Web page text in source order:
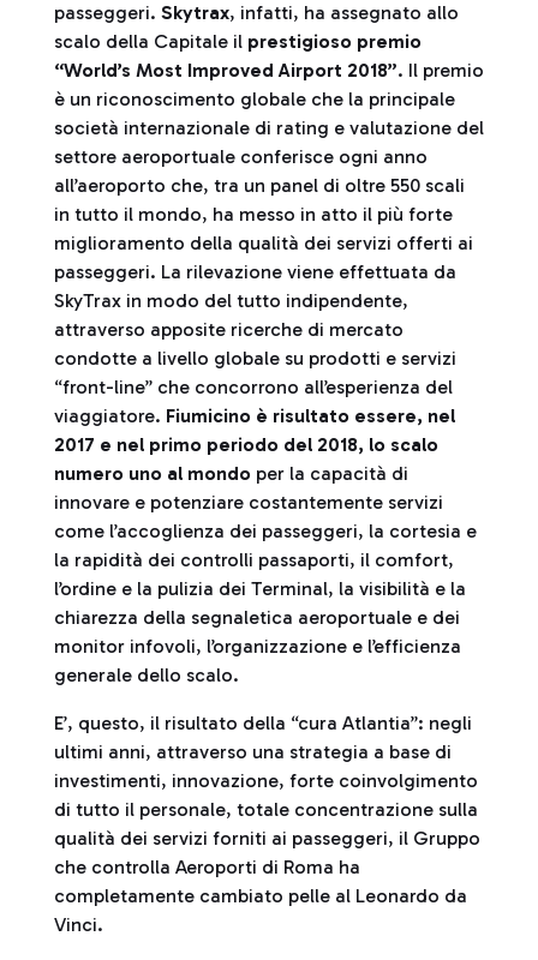
passeggeri. Skytrax, infatti, ha assegnato allo
scalo della Capitale il prestigioso premio
“World’s Most Improved Airport 2018”. Il premio
è un riconoscimento globale che la principale
società internazionale di rating e valutazione del
settore aeroportuale conferisce ogni anno
all’aeroporto che, tra un panel di oltre 550 scali
in tutto il mondo, ha messo in atto il più forte
miglioramento della qualità dei servizi offerti ai
passeggeri. La rilevazione viene effettuata da
SkyTrax in modo del tutto indipendente,
attraverso apposite ricerche di mercato
condotte a livello globale su prodotti e servizi
“front-line” che concorrono all’esperienza del
viaggiatore. Fiumicino è risultato essere, nel
2017 e nel primo periodo del 2018, lo scalo
numero uno al mondo per la capacità di
innovare e potenziare costantemente servizi
come l’accoglienza dei passeggeri, la cortesia e
la rapidità dei controlli passaporti, il comfort,
l’ordine e la pulizia dei Terminal, la visibilità e la
chiarezza della segnaletica aeroportuale e dei
monitor infovoli, l’organizzazione e l’efficienza
generale dello scalo.
E’, questo, il risultato della “cura Atlantia”: negli
ultimi anni, attraverso una strategia a base di
investimenti, innovazione, forte coinvolgimento
di tutto il personale, totale concentrazione sulla
qualità dei servizi forniti ai passeggeri, il Gruppo
che controlla Aeroporti di Roma ha
completamente cambiato pelle al Leonardo da
Vinci.